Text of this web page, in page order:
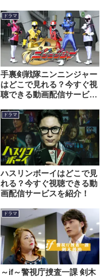
ドラマ
手裏剣戦隊ニンニンジャー
はどこで見れる？今すぐ視
聴できる動画配信サービス
ドラマ
ハスリンボーイはどこで見
れる？今すぐ視聴できる動
画配信サービスを紹介！
ドラマ
～if～警視庁捜査一課 剣木